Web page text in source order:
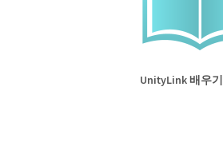
UnityLink 배우기